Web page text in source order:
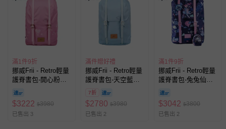
滿1件9折
挪威Frii - Retro輕量
護脊書包-開心粉
(30L)
$3222 $3980
已售出 3
滿件贈好禮
挪威Frii - Retro輕量
護脊書包-天空藍
(30L)
7折
$2780 $3980
已售出 2
滿1件9折
挪威Frii - Retro輕量
護脊書包-兔兔仙子
(22L)
$3042 $3800
已售出 2